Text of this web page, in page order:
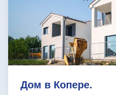
Дома у моря
Квартиры в Любляне
Дом в Копере.